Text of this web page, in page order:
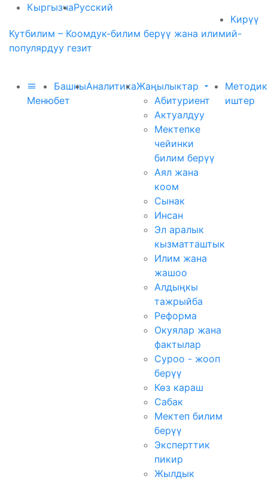
КыргызчаРусский
Кирүү
Кутбилим – Коомдук-билим берүү жана илимий-
популярдуу гезит
Меню
Башкы
бет
АналитикаЖаңылыктар
Абитуриент
Актуалдуу
Мектепке
чейинки
билим берүү
Аял жана
коом
Сынак
Инсан
Эл аралык
кызматташтык
Илим жана
жашоо
Алдыңкы
тажрыйба
Реформа
Окуялар жана
фактылар
Суроо - жооп
берүү
Көз караш
Сабак
Мектеп билим
берүү
Эксперттик
пикир
Жылдык
иштер